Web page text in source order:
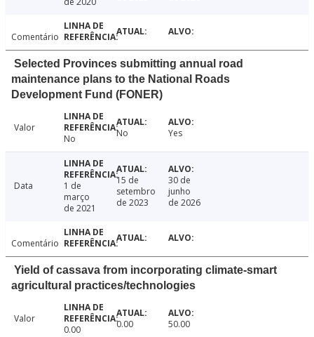
Comentário
Selected Provinces submitting annual road
maintenance plans to the National Roads
Development Fund (FONER)
Valor
No
No Yes
Data
1 de
março
de 2021
15 de
setembro
de 2023
30 de
junho
de 2026
Comentário
Yield of cassava from incorporating climate-smart
agricultural practices/technologies
Valor
0.00
0.00 50.00